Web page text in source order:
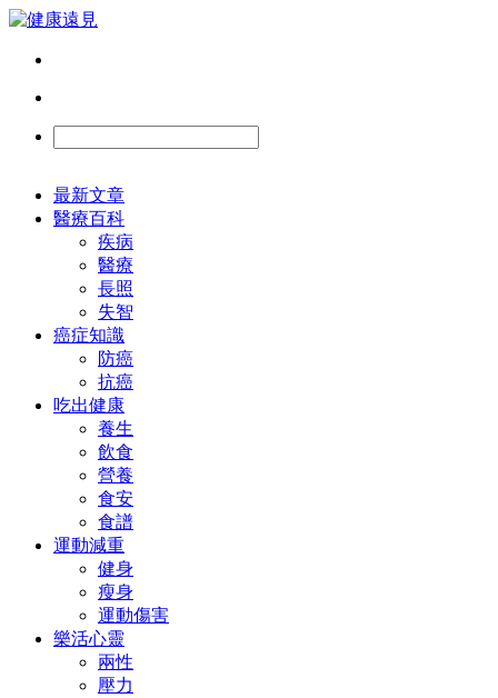
最新文章
醫療百科
疾病
醫療
長照
失智
癌症知識
防癌
抗癌
吃出健康
養生
飲食
營養
食安
食譜
運動減重
健身
瘦身
運動傷害
樂活心靈
兩性
壓力